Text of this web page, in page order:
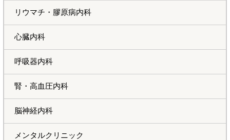
リウマチ・膠原病内科
心臓内科
呼吸器内科
腎・高血圧内科
脳神経内科
メンタルクリニック